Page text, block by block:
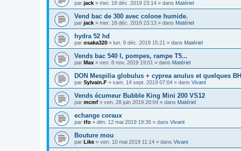
par jack » mer. 18 déc. 2019 23:14 » dans Matériel
Vend bac de 300 avec colone humide.
par jack » mer. 18 déc. 2019 23:13 » dans Matériel
hydra 52 hd
par osaka320 » lun. 9 déc. 2019 15:21 » dans Matériel
Vends bac 540 l, pompes, rampe T5...
par Max » ven. 8 nov. 2019 19:01 » dans Matériel
DON Mespilia globulus + cyprea anulus et quelques BH
par Sylvain.F » sam. 14 sept. 2019 07:04 » dans Vivant
Vends écumeur Bubble King Mini 200 VS12
par mcmf » ven. 28 juin 2019 20:04 » dans Matériel
echange coraux
par tfo » dim. 12 mai 2019 19:36 » dans Vivant
Bouture mou
par Like » ven. 10 mai 2019 11:14 » dans Vivant